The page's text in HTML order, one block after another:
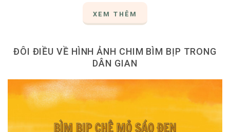
XEM THÊM
ĐÔI ĐIỀU VỀ HÌNH ẢNH CHIM BÌM BỊP TRONG
DÂN GIAN